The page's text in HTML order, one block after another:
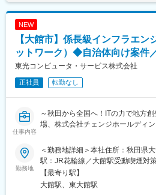
や技能を学び、セキュリティのプ
を身に付けられます。
■働き方
勤務例：
週平均労働時間39時間と働きやす
※原則夜勤は連続2日まで
変更の範囲：会社の定める業務
案件の推進と技術面のリードを担
プレイヤーとしての実務に加え、
ます。
・プロジェクト推進
設計方針の策定、方式検討、設計
ー、品質向上施策
相談対応、実装支援、ナレッジ
手順整備）
・顧客折衝、提案活動
要件整理、提案の組み立て、見積
NEW
【大館市】係長級インフラエン
ットワーク）◆自治体向け案件
東光コンピュータ・サービス株式会社
正社員 転勤なし
仕事内容
～秋田から全国へ！ITの力で地方
場、株式会社チェンジホールディ
「構築だけ」「運用だけ」に役割
い仕事に物足りなさを感じていませ
当社は自治体・教育機関・民間企
務システムの提供を行っています。
勤務地
＜勤務地詳細＞本社住所：秋田県
駅：JR花輪線／大館駅受動喫煙対
会社の定める事業所
【最寄り駅】
大館駅、東大館駅